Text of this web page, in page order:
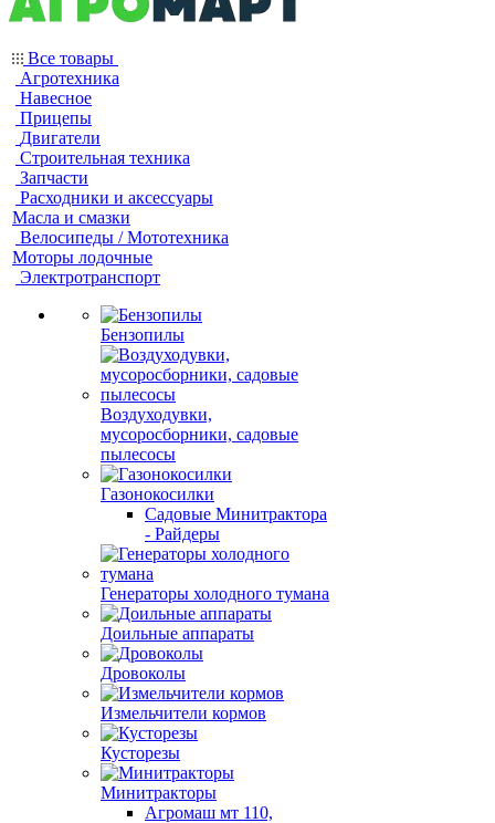
Все товары
Агротехника
Навесное
Прицепы
Двигатели
Строительная техника
Запчасти
Расходники и аксессуары
Масла и смазки
Велосипеды / Мототехника
Моторы лодочные
Электротранспорт
Бензопилы
Воздуходувки,
мусоросборники, cадовые
пылесосы
Газонокосилки
Садовые Минитрактора
- Райдеры
Генераторы холодного тумана
Доильные аппараты
Дровоколы
Измельчители кормов
Кусторезы
Минитракторы
Агромаш мт 110,